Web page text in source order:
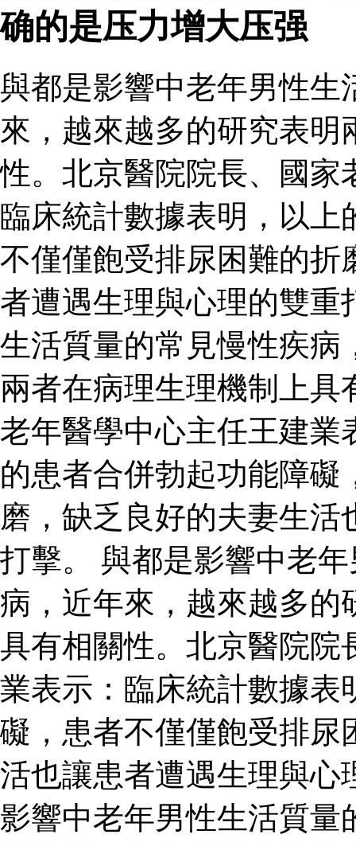
确的是压力增大压强
與都是影響中老年男性生
來，越來越多的研究表
性。北京醫院院長、國家
臨床統計數據表明，以上
不僅僅飽受排尿困難的折
者遭遇生理與心理的雙重
生活質量的常見慢性疾病
兩者在病理生理機制上
老年醫學中心主任王建業
的患者合併勃起功能障
磨，缺乏良好的夫妻生
打擊。 與都是影響中老
病，近年來，越來越多的
具有相關性。北京醫院院
業表示：臨床統計數據表
礙，患者不僅僅飽受排尿
活也讓患者遭遇生理與
影響中老年男性生活質量